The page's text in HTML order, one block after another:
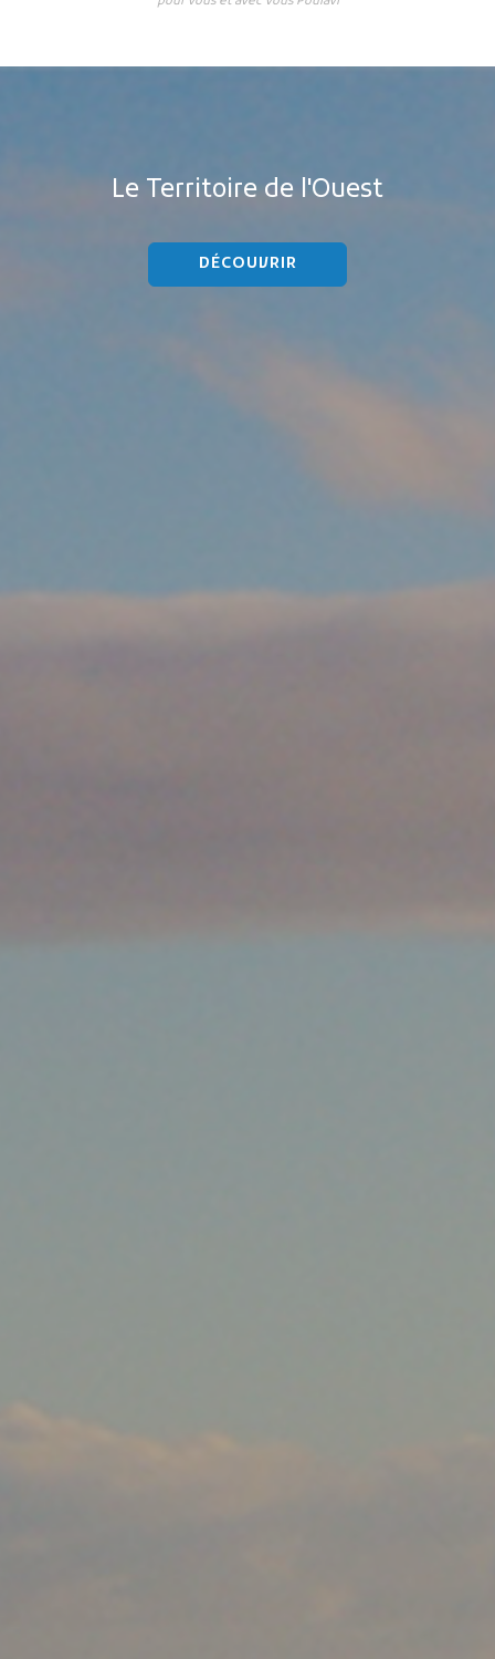
Le Territoire de l'Ouest
DÉCOUVRIR